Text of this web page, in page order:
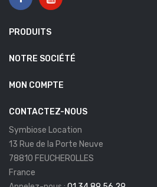
PRODUITS
NOTRE SOCIÉTÉ
MON COMPTE
CONTACTEZ-NOUS
Symbiose Location
13 Rue de la Porte Neuve
78810 FEUCHEROLLES
France